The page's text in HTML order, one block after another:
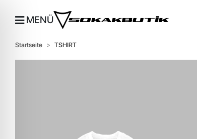
MENÜ
Startseite TSHIRT